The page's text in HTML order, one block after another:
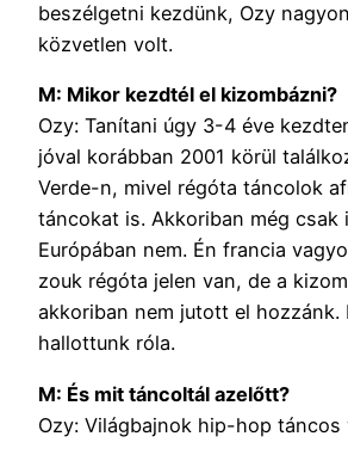
beszélgetni kezdünk, Ozy
közvetlen volt.
M: Mikor kezdtél el kizombázni?
Ozy: Tanítani úgy 3-4 éve
jóval korábban 2001 körül
Verde-n, mivel régóta táncolok
táncokat is. Akkoriban még
Európában nem. Én francia
zouk régóta jelen van, de a
akkoriban nem jutott el hozzánk.
hallottunk róla.
M: És mit táncoltál azelőtt?
Ozy: Világbajnok hip-hop